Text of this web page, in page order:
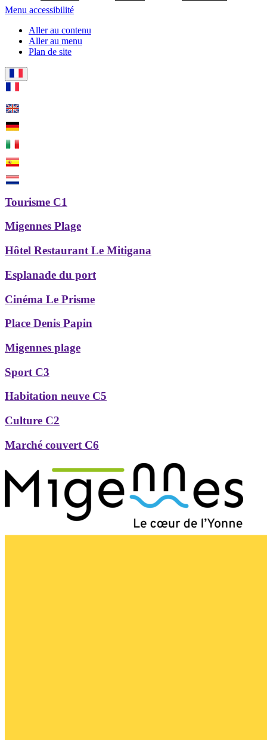
Menu accessibilité
Aller au contenu
Aller au menu
Plan de site
Tourisme C1
Migennes Plage
Hôtel Restaurant Le Mitigana
Esplanade du port
Cinéma Le Prisme
Place Denis Papin
Migennes plage
Sport C3
Habitation neuve C5
Culture C2
Marché couvert C6
Précédent
Suivant